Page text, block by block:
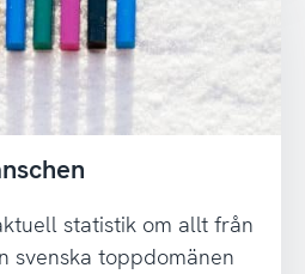
statistik om allt från
svenska toppdomänen